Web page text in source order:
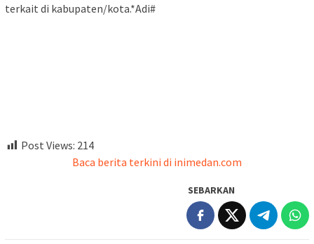
terkait di kabupaten/kota.*Adi#
Post Views: 214
Baca berita terkini di inimedan.com
SEBARKAN